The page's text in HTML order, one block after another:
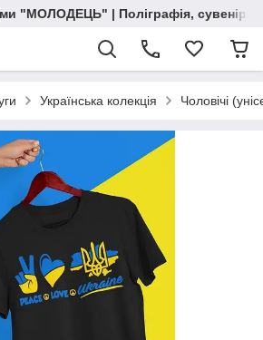
"МОЛОДЕЦЬ" | Поліграфія, сувенірна
Українська колекція Чоловічі